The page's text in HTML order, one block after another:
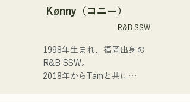
ージック）を活用し、遠隔
での楽曲制作も行う。
・その他エピソード
└ボーカルの上田は、費用
節約とライブ後の打ち上げ
てドイツ大使館賞を受賞し
東京で行われたドイツフェ
スティバルに出演した。
を歌うようになり歌手にな
1人1人に寄り添う音楽を作
っていきたいと思ってま
す。
Kønny（コニー）
R&B SSW
1998年生まれ、福岡出身の
R&B SSW。
2018年からTamと共に